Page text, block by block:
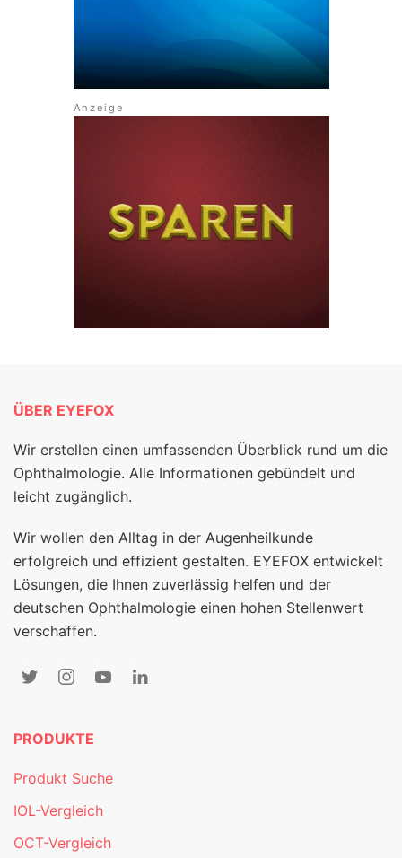
ÜBER EYEFOX
Wir erstellen einen umfassenden Überblick rund um die
Ophthalmologie. Alle Informationen gebündelt und
leicht zugänglich.
Wir wollen den Alltag in der Augenheilkunde
erfolgreich und effizient gestalten. EYEFOX entwickelt
Lösungen, die Ihnen zuverlässig helfen und der
deutschen Ophthalmologie einen hohen Stellenwert
verschaffen.
PRODUKTE
Produkt Suche
IOL-Vergleich
OCT-Vergleich